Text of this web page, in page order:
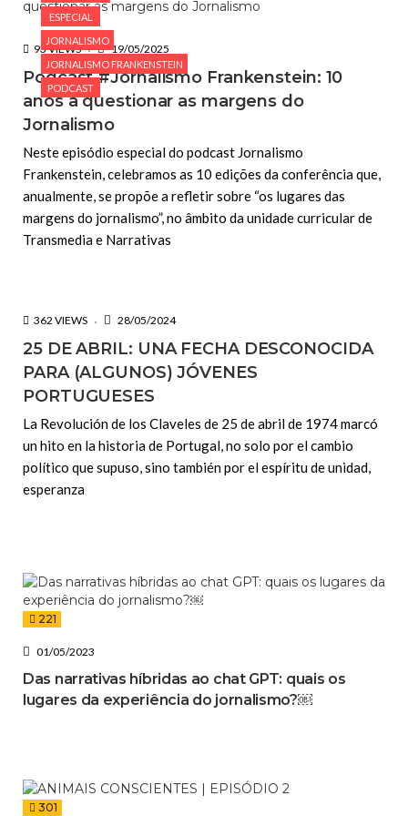
ESPECIAL
JORNALISMO
JORNALISMO FRANKENSTEIN
PODCAST
93 VIEWS 19/05/2025
Podcast #Jornalismo Frankenstein: 10
anos a questionar as margens do
Jornalismo
Neste episódio especial do podcast Jornalismo
Frankenstein, celebramos as 10 edições da conferência que,
anualmente, se propõe a refletir sobre “os lugares das
margens do jornalismo”, no âmbito da unidade curricular de
Transmedia e Narrativas
362 VIEWS 28/05/2024
25 DE ABRIL: UNA FECHA DESCONOCIDA
PARA (ALGUNOS) JÓVENES
PORTUGUESES
La Revolución de los Claveles de 25 de abril de 1974 marcó
un hito en la historia de Portugal, no solo por el cambio
político que supuso, sino también por el espíritu de unidad,
esperanza
221
01/05/2023
Das narrativas híbridas ao chat GPT: quais os
lugares da experiência do jornalismo?￼
301